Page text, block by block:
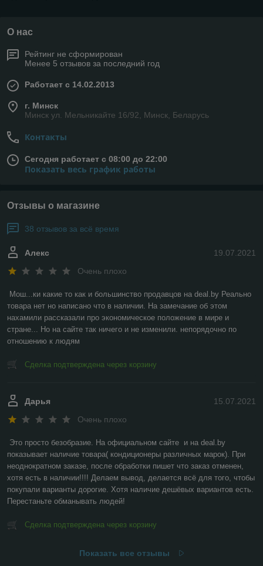
О нас
Рейтинг не сформирован
Менее 5 отзывов за последний год
Работает с 14.02.2013
г. Минск
Минск ул. Мельникайте 16/92, Минск, Беларусь
Контакты
Сегодня работает с 08:00 до 22:00
Показать весь график работы
Отзывы о магазине
38 отзывов за всё время
19.07.2021
Алекс
Очень плохо
Мош...ки какие то как и большинство продавцов на deal.by Реально
товара нет но написано что в наличии. На замечание об этом
нахамили рассказали про экономическое положение в мире и
стране... Но на сайте так ничего и не изменили. непорядочно по
отношению к людям
Сделка подтверждена через корзину
15.07.2021
Дарья
Очень плохо
Это просто безобразие. На официальном сайте  и на deal.by
показывает наличие товара( кондиционеры различных марок). При
неоднократном заказе, после обработки пишет что заказ отменен,
хотя есть в наличии!!!! Делаем вывод, делается всё для того, чтобы
покупали варианты дорогие. Хотя наличие дешёвых вариантов есть.
Перестаньте обманывать людей!
Сделка подтверждена через корзину
Показать все отзывы